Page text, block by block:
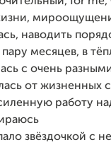
наводить
месяцев, в
с очень
от жизненных
работу
звёздочкой с